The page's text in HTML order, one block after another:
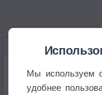
НОВОЕ О ПОГОДЕ
Мы используем
удобнее